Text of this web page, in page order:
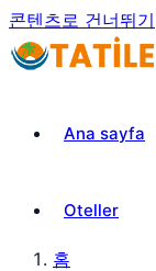
콘텐츠로 건너뛰기
Ana sayfa
Oteller
홈